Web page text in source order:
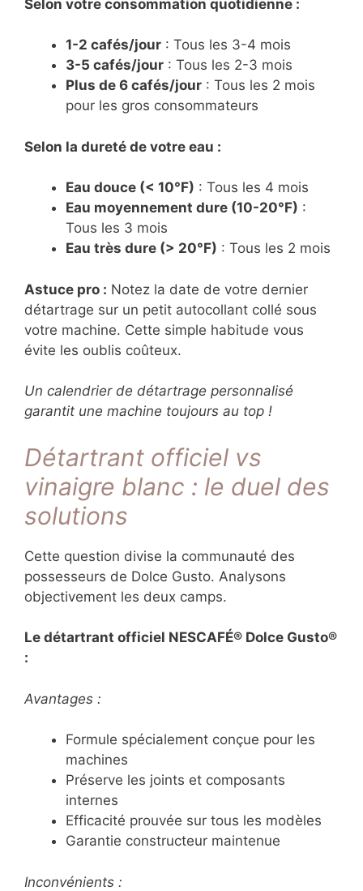
Selon votre consommation quotidienne :
1-2 cafés/jour : Tous les 3-4 mois
3-5 cafés/jour : Tous les 2-3 mois
Plus de 6 cafés/jour : Tous les 2 mois
pour les gros consommateurs
Selon la dureté de votre eau :
Eau douce (< 10°F) : Tous les 4 mois
Eau moyennement dure (10-20°F) :
Tous les 3 mois
Eau très dure (> 20°F) : Tous les 2 mois
Astuce pro : Notez la date de votre dernier
détartrage sur un petit autocollant collé sous
votre machine. Cette simple habitude vous
évite les oublis coûteux.
Un calendrier de détartrage personnalisé
garantit une machine toujours au top !
Détartrant officiel vs
vinaigre blanc : le duel des
solutions
Cette question divise la communauté des
possesseurs de Dolce Gusto. Analysons
objectivement les deux camps.
Le détartrant officiel NESCAFÉ® Dolce Gusto®
:
Avantages :
Formule spécialement conçue pour les
machines
Préserve les joints et composants
internes
Efficacité prouvée sur tous les modèles
Garantie constructeur maintenue
Inconvénients :